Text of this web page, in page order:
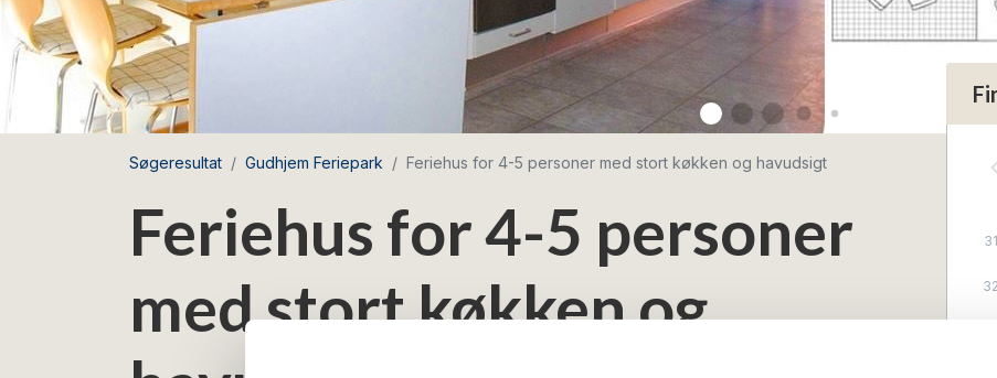
Søgeresultat Gudhjem Feriepark Feriehus for 4-5 personer med stort køkken og havudsigt
Feriehus for 4-5 personer
med stort køkken og
31
32